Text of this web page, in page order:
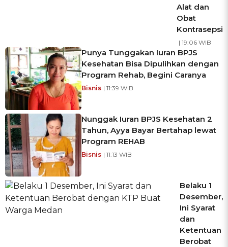
Alat dan
Obat
Kontrasepsi
| 19:06 WIB
Punya Tunggakan Iuran BPJS
Kesehatan Bisa Dipulihkan dengan
Program Rehab, Begini Caranya
Bisnis | 11:39 WIB
Nunggak Iuran BPJS Kesehatan 2
Tahun, Ayya Bayar Bertahap lewat
Program REHAB
Bisnis | 11:13 WIB
Belaku 1
Desember,
Ini Syarat
dan
Ketentuan
Berobat